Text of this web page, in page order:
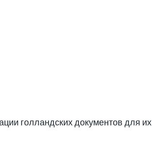
голландских документов для их